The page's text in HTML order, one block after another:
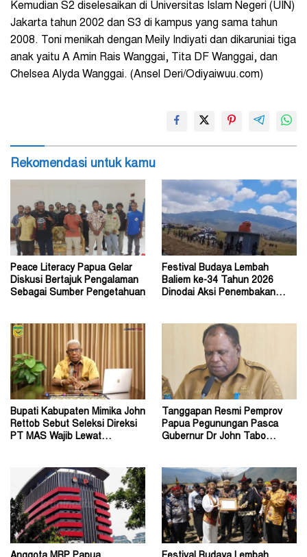
Kemudian S2 diselesaikan di Universitas Islam Negeri (UIN)
Jakarta tahun 2002 dan S3 di kampus yang sama tahun
2008. Toni menikah dengan Meily Indiyati dan dikaruniai tiga
anak yaitu A Amin Rais Wanggai, Tita DF Wanggai, dan
Chelsea Alyda Wanggai. (Ansel Deri/Odiyaiwuu.com)
Rekomendasi untuk kamu
Peace Literacy Papua Gelar
Diskusi Bertajuk Pengalaman
Sebagai Sumber Pengetahuan
Festival Budaya Lembah
Baliem ke-34 Tahun 2026
Dinodai Aksi Penembakan
Bupati Kabupaten Mimika John
Rettob Sebut Seleksi Direksi
PT MAS Wajib Lewat
Tanggapan Resmi Pemprov
Papua Pegunungan Pasca
Gubernur Dr John Tabo